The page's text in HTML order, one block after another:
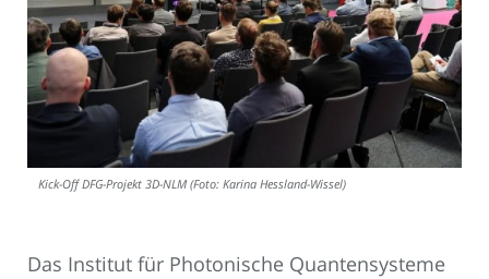
Kick-Off DFG-Projekt 3D-NLM (Foto: Karina Hessland-Wissel)
Das Institut für Photonische Quantensysteme